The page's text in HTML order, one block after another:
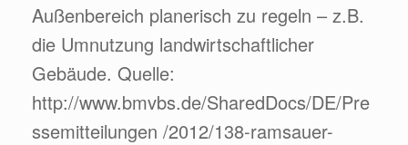
Außenbereich planerisch zu regeln – z.B.
die Umnutzung landwirtschaftlicher
Gebäude. Quelle:
http://www.bmvbs.de/SharedDocs/DE/Pre
ssemitteilungen /2012/138-ramsauer-